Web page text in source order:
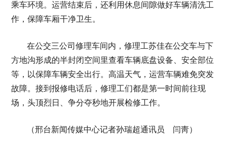
乘车环境。运营结束后，还利用休息间隙做好车辆清洗工
作，保障车厢干净卫生。
在公交三公司修理车间内，修理工苏佳在公交车与下
方地沟形成的半封闭空间里查看车辆底盘设备、安全部位
等，以保障车辆安全出行。高温天气，运营车辆难免突发
故障。接到报修电话后，修理工们都是第一时间前往现
场，头顶烈日、争分夺秒地开展检修工作。
（邢台新闻传媒中心记者孙瑞超通讯员 闫靑）